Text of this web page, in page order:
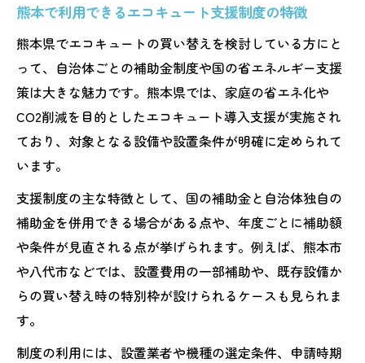
熊本で利用できるエコキュート支援制度の特徴
熊本県でエコキュートの買い替えを検討している方にと
って、自治体ごとの補助金制度や国の省エネルギー支援
策は大きな魅力です。熊本県では、家庭の省エネ化や
CO2削減を目的としたエコキュート導入支援が実施され
ており、対象となる設備や設置条件が明確に定められて
います。
支援制度の主な特徴として、国の補助金と自治体独自の
補助金を併用できる場合がある点や、年度ごとに補助額
や条件が見直される点が挙げられます。例えば、熊本市
や八代市などでは、設置費用の一部補助や、既存設備か
らの買い替え時の特別枠が設けられるケースも見られま
す。
制度の利用には、設置業者や機種の選定条件、申請時期